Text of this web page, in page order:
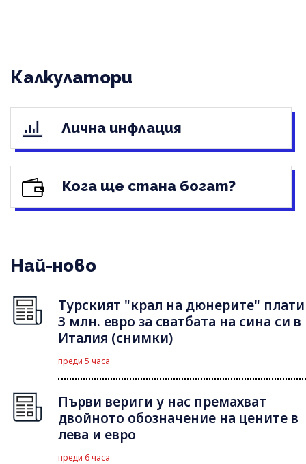
Калкулатори
Лична инфлация
Кога ще стана богат?
Най-ново
Турският "крал на дюнерите" плати
3 млн. евро за сватбата на сина си в
Италия (снимки)
преди 5 часа
Първи вериги у нас премахват
двойното обозначение на цените в
лева и евро
преди 6 часа